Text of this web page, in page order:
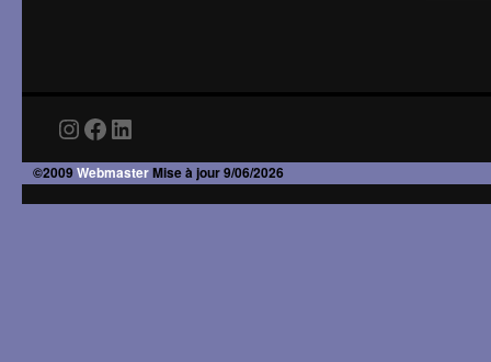
Instagram
Facebook
LinkedIn
©2009WebmasterMise à jour 9/06/2026